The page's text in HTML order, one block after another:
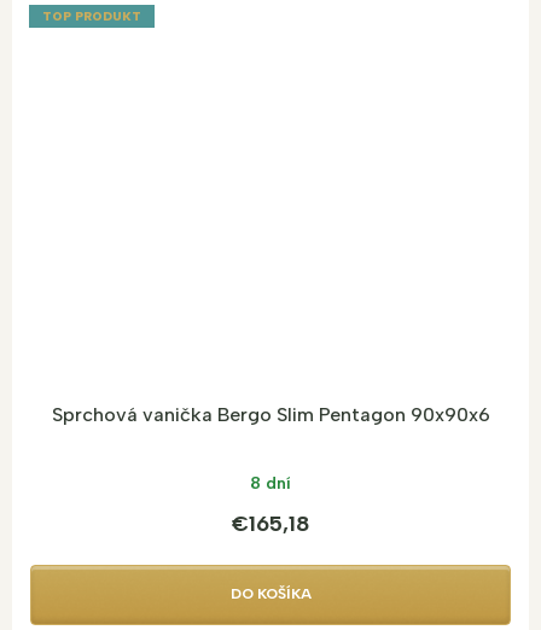
TOP PRODUKT
Sprchová vanička Bergo Slim Pentagon 90x90x6
8 dní
€165,18
DO KOŠÍKA